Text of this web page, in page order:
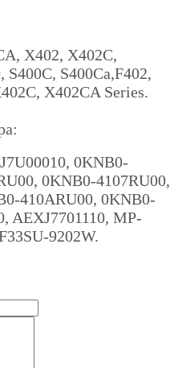
X402, X402C,
S400Ca,F402,
X402CA Series.
0KNB0-
0KNB0-4107RU00,
410ARU00, 0KNB0-
AEXJ7701110, MP-
9202W.